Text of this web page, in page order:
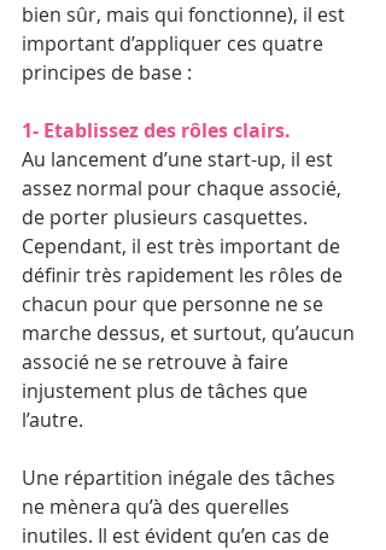
bien sûr, mais qui fonctionne), il est
important d’appliquer ces quatre
principes de base :
1- Etablissez des rôles clairs.
Au lancement d’une start-up, il est
assez normal pour chaque associé,
de porter plusieurs casquettes.
Cependant, il est très important de
définir très rapidement les rôles de
chacun pour que personne ne se
marche dessus, et surtout, qu’aucun
associé ne se retrouve à faire
injustement plus de tâches que
l’autre.
Une répartition inégale des tâches
ne mènera qu’à des querelles
inutiles. Il est évident qu’en cas de